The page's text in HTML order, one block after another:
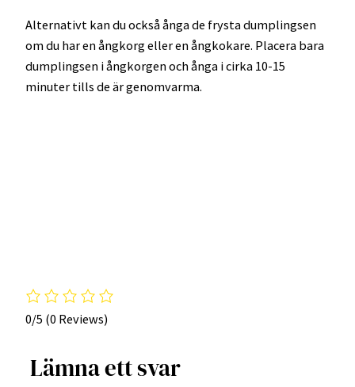
Alternativt kan du också ånga de frysta dumplingsen
om du har en ångkorg eller en ångkokare. Placera bara
dumplingsen i ångkorgen och ånga i cirka 10-15
minuter tills de är genomvarma.
0/5 (0 Reviews)
Lämna ett svar